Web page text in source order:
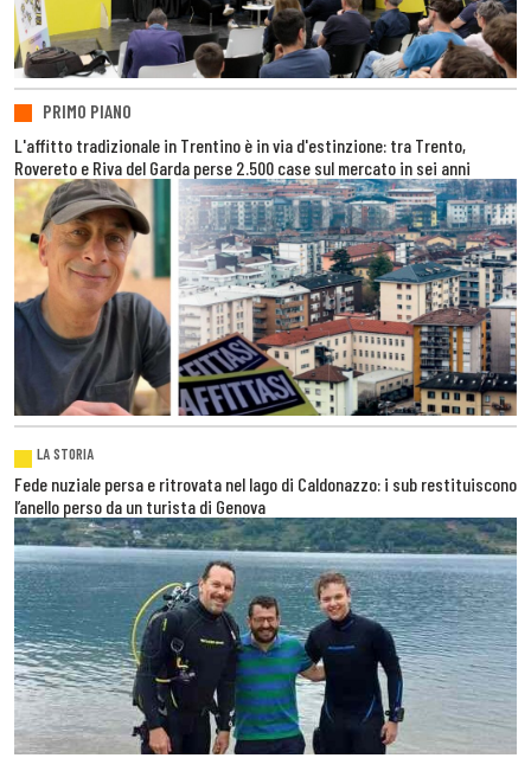
PRIMO PIANO
L'affitto tradizionale in Trentino è in via d'estinzione: tra Trento,
Rovereto e Riva del Garda perse 2.500 case sul mercato in sei anni
LA STORIA
Fede nuziale persa e ritrovata nel lago di Caldonazzo: i sub restituiscono
l’anello perso da un turista di Genova